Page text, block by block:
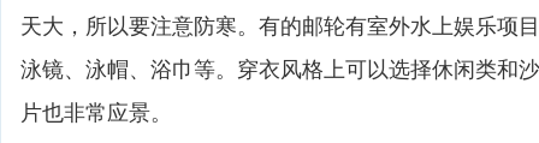
天大，所以要注意防寒。有的邮轮有室外水上娱乐项
泳镜、泳帽、浴巾等。穿衣风格上可以选择休闲类和
片也非常应景。